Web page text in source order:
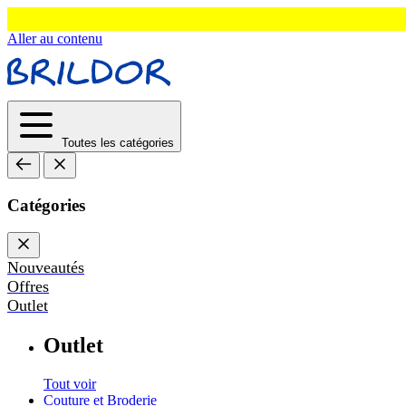
Aller au contenu
Toutes les catégories
Catégories
Nouveautés
Offres
Outlet
Outlet
Tout voir
Couture et Broderie